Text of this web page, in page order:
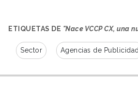
ETIQUETAS DE "Nace VCCP CX, una
Sector Agencias de Publicidad